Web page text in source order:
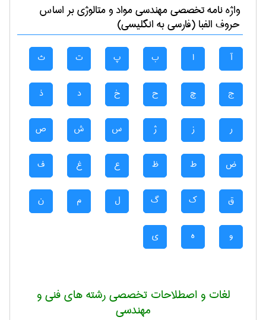
واژه نامه تخصصیمهندسی مواد و متالوژیبر اساس
حروف الفبا (فارسی به انگلیسی)
آ ا ب پ ت ث
ج چ ح خ د ذ
ر ز ژ س ش ص
ض ط ظ ع غ ف
ق ک گ ل م ن
و ه ی
لغات و اصطلاحات تخصصی رشته های فنی و
مهندسی